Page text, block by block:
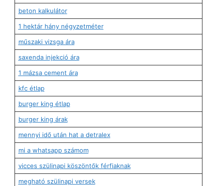
beton kalkulátor
1 hektár hány négyzetméter
műszaki vizsga ára
saxenda injekció ára
1 mázsa cement ára
kfc étlap
burger king étlap
burger king árak
mennyi idő után hat a detralex
mi a whatsapp számom
vicces szülinapi köszöntők férfiaknak
megható szülinapi versek